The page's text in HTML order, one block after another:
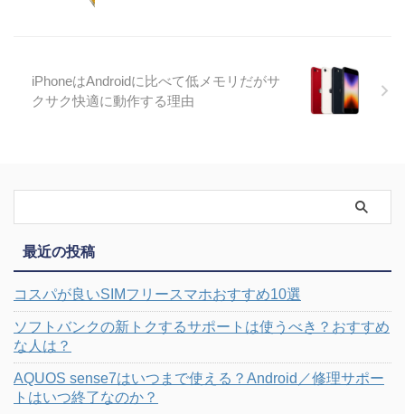
iPhoneはAndroidに比べて低メモリだがサ
クサク快適に動作する理由
最近の投稿
コスパが良いSIMフリースマホおすすめ10選
ソフトバンクの新トクするサポートは使うべき？おすすめ
な人は？
AQUOS sense7はいつまで使える？Android／修理サポー
トはいつ終了なのか？